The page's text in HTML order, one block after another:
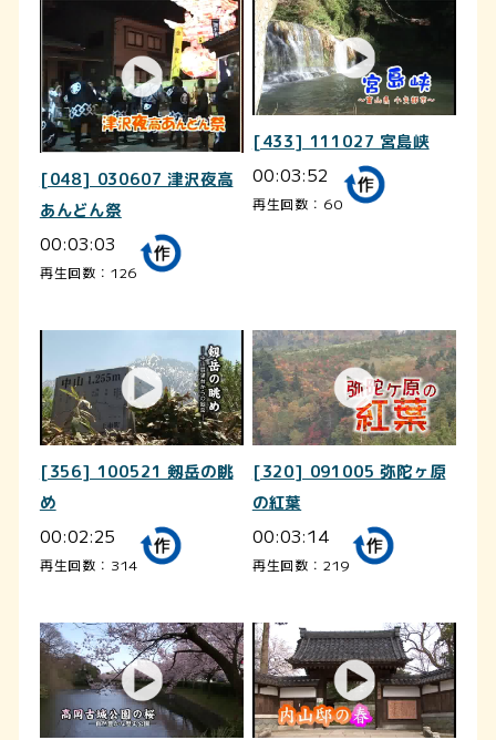
[048] 030607 津沢夜高
あんどん祭
00:03:03
再生回数：126
[433] 111027 宮島峡
00:03:52
再生回数：60
[356] 100521 剱岳の眺
め
00:02:25
再生回数：314
[320] 091005 弥陀ヶ原
の紅葉
00:03:14
再生回数：219